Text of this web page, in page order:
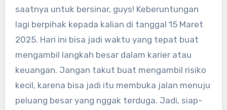
saatnya untuk bersinar, guys! Keberuntungan
lagi berpihak kepada kalian di tanggal 15 Maret
2025. Hari ini bisa jadi waktu yang tepat buat
mengambil langkah besar dalam karier atau
keuangan. Jangan takut buat mengambil risiko
kecil, karena bisa jadi itu membuka jalan menuju
peluang besar yang nggak terduga. Jadi, siap-